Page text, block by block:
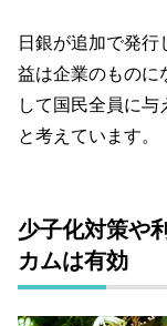
日銀が追加で発
益は企業のものに
して国民全員に
と考えています。
少子化対策や
カムは有効